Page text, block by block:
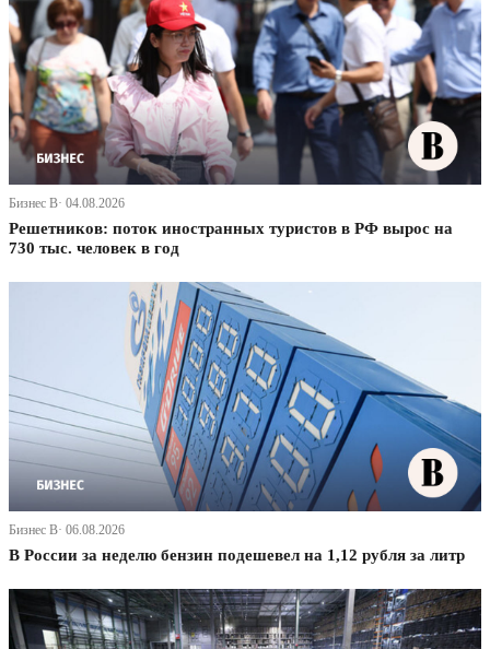
Бизнес В· 04.08.2026
Решетников: поток иностранных туристов в РФ вырос на
730 тыс. человек в год
Бизнес В· 06.08.2026
В России за неделю бензин подешевел на 1,12 рубля за литр